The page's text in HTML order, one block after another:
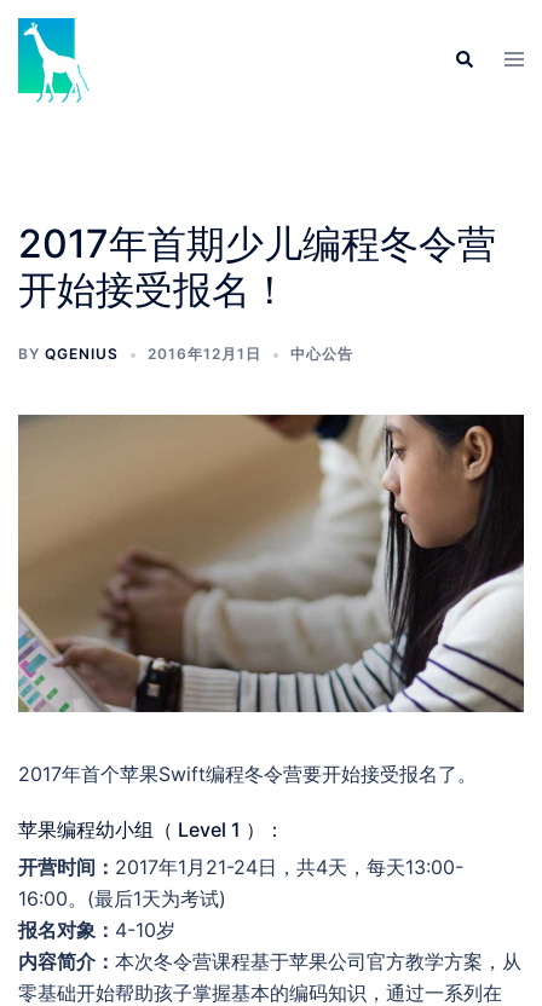
Skip
content
Search
2017年首期少儿编程冬令营
开始接受报名！
BY QGENIUS 2016年12月1日 中心公告
2017年首个苹果Swift编程冬令营要开始接受报名了。
苹果编程幼小组（ Level 1 ）：
开营时间： 2017年1月21-24日，共4天，每天13:00-
16:00。(最后1天为考试)
报名对象： 4-10岁
内容简介： 本次冬令营课程基于苹果公司官方教学方案，从
零基础开始帮助孩子掌握基本的编码知识，通过一系列在